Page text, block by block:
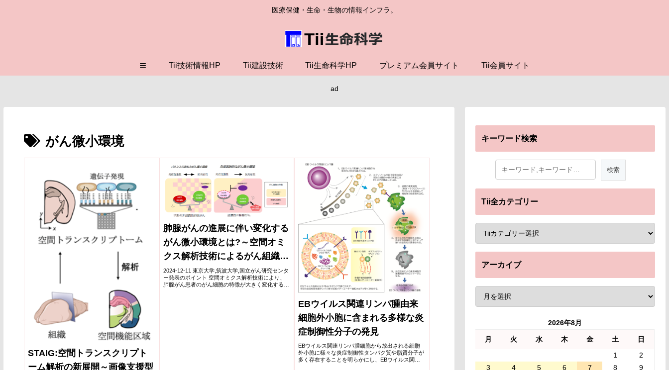
医療保健・生命・生物の情報インフラ。
≡ Tii技術情報HP Tii建設技術 Tii生命科学HP プレミアム会員サイト Tii会員サイト
ad
がん微小環境
STAIG:空間トランスクリプト
ーム解析の新展開～画像支援型
肺腺がんの進展に伴い変化する
がん微小環境とは?～空間オミ
クス解析技術によるがん組織局
所の分子イベントの解明～
2024-12-11 東京大学,筑波大学,国立がん研究センタ
ー発表のポイント 空間オミクス解析技術により、
肺腺がん患者のがん細胞の特徴が大きく変化する
EBウイルス関連リンパ腫由来
細胞外小胞に含まれる多様な炎
症制御性分子の発見
EBウイルス関連リンパ腫細胞から放出される細胞
外小胞に様々な炎症制御性タンパク質や脂質分子が
多く存在することを明らかにし、EBウイルス関連
キーワード検索
Tii全カテゴリー
アーカイブ
2026年8月
月 火 水 木 金 土
日
1
2
3
4 5 6 7 8
9